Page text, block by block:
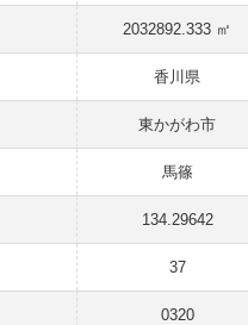
2032892.333 ㎡
香川県
東かがわ市
馬篠
134.29642
37
0320